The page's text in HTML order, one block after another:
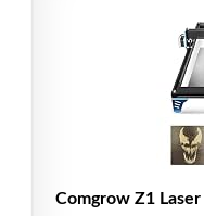
Comgrow Z1